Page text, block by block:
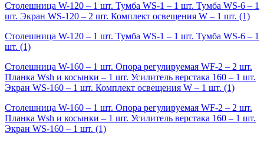
Столешница W-120 – 1 шт. Тумба WS-1 – 1 шт. Тумба WS-6 – 1
шт. Экран WS-120 – 2 шт. Комплект освещения W – 1 шт. (1)
Столешница W-120 – 1 шт. Тумба WS-1 – 1 шт. Тумба WS-6 – 1
шт. (1)
Столешница W-160 – 1 шт. Опора регулируемая WF-2 – 2 шт.
Планка Wsh и косынки – 1 шт. Усилитель верстака 160 – 1 шт.
Экран WS-160 – 1 шт. Комплект освещения W – 1 шт. (1)
Столешница W-160 – 1 шт. Опора регулируемая WF-2 – 2 шт.
Планка Wsh и косынки – 1 шт. Усилитель верстака 160 – 1 шт.
Экран WS-160 – 1 шт. (1)